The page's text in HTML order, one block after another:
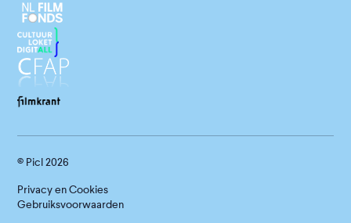
© Picl2026
Privacy en Cookies
Gebruiksvoorwaarden